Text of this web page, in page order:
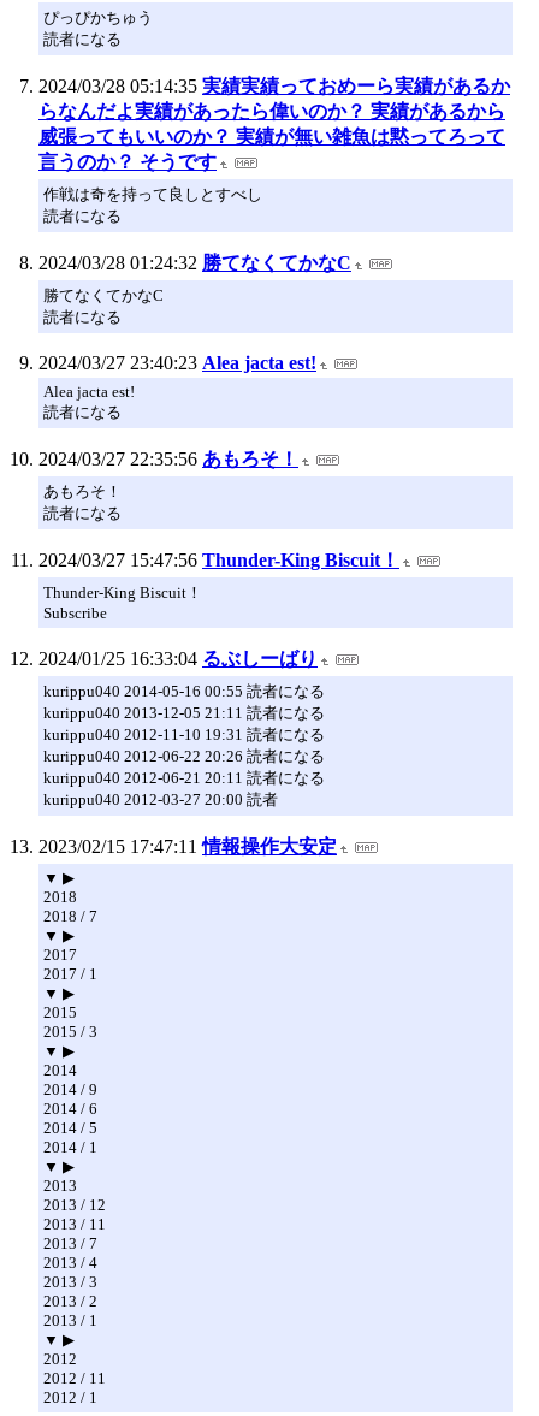
ぴっぴかちゅう
読者になる
2024/03/28 05:14:35 実績実績っておめーら実績があるか
らなんだよ実績があったら偉いのか？ 実績があるから
威張ってもいいのか？ 実績が無い雑魚は黙ってろって
言うのか？ そうです
作戦は奇を持って良しとすべし
読者になる
2024/03/28 01:24:32 勝てなくてかなC
勝てなくてかなC
読者になる
2024/03/27 23:40:23 Alea jacta est!
Alea jacta est!
読者になる
2024/03/27 22:35:56 あもろそ！
あもろそ！
読者になる
2024/03/27 15:47:56 Thunder-King Biscuit！
Thunder-King Biscuit！
Subscribe
2024/01/25 16:33:04 るぶしーばり
kurippu040 2014-05-16 00:55 読者になる
kurippu040 2013-12-05 21:11 読者になる
kurippu040 2012-11-10 19:31 読者になる
kurippu040 2012-06-22 20:26 読者になる
kurippu040 2012-06-21 20:11 読者になる
kurippu040 2012-03-27 20:00 読者
2023/02/15 17:47:11 情報操作大安定
▼ ▶
2018
2018 / 7
▼ ▶
2017
2017 / 1
▼ ▶
2015
2015 / 3
▼ ▶
2014
2014 / 9
2014 / 6
2014 / 5
2014 / 1
▼ ▶
2013
2013 / 12
2013 / 11
2013 / 7
2013 / 4
2013 / 3
2013 / 2
2013 / 1
▼ ▶
2012
2012 / 11
2012 / 1